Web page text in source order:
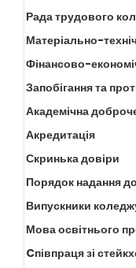
Рада трудового
Матеріально-
Фінансово-
Запобігання та
Академічна
Акредитація
Скринька довіри
Порядок надання
Випускники
Мова освітнього
Cпівпраця зі